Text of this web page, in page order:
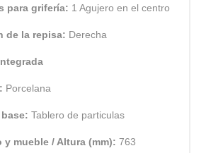
para grifería: 1 Agujero en el centro
de la repisa: Derecha
Porcelana
base:Tablero de particulas
y mueble / Altura (mm):763